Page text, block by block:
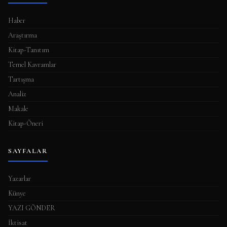
a
s
ı
Haber
Araştırma
Kitap-Tanıtım
Temel Kavramlar
Tartışma
Analiz
Makale
Kitap-Öneri
SAYFALAR
Yazarlar
Künye
YAZI GÖNDER
İktisat